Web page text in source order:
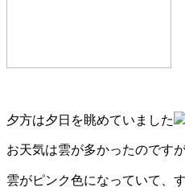
夕方は夕日を眺めていました
お天気は雲が多かったのです
雲がピンク色になっていて、